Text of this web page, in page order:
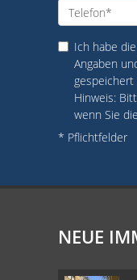
Ich habe die
Angaben
Hinweis:
wenn Sie
* Pflichtfelder
NEUE